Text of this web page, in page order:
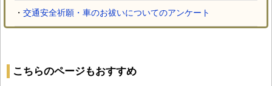
・ 交通安全祈願・車のお祓いについてのアンケート
こちらのページもおすすめ